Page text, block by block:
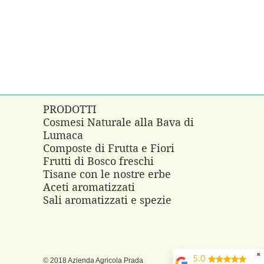
PRODOTTI
Cosmesi Naturale alla Bava di
Lumaca
Composte di Frutta e Fiori
Frutti di Bosco freschi
Tisane con le nostre erbe
Aceti aromatizzati
Sali aromatizzati e spezie
© 2018 Azienda Agricola Prada
✖
5.0